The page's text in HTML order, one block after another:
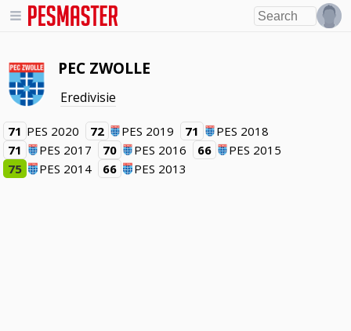
PEC ZWOLLE
Eredivisie
71 PES 2020 72 PES 2019 71
PES 2018
71
PES 2017 70 PES 2016 66
PES 2015
75
PES 2014 66 PES 2013